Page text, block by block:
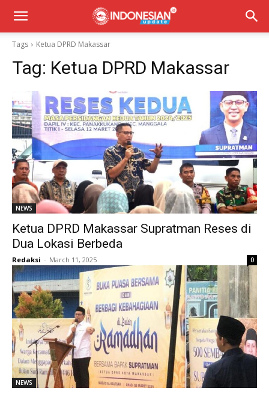
Tags Ketua DPRD Makassar
Tag: Ketua DPRD Makassar
NEWS
Ketua DPRD Makassar Supratman Reses di
Dua Lokasi Berbeda
Redaksi - March 11, 2025 0
NEWS